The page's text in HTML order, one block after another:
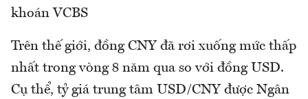
khoán VCBS
Trên thế giới, đồng CNY đã rơi xuống mức thấp
nhất trong vòng 8 năm qua so với đồng USD.
Cụ thể, tỷ giá trung tâm USD/CNY được Ngân